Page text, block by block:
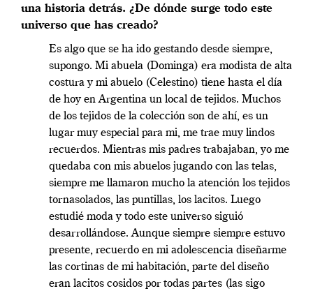
una historia detrás. ¿De dónde surge todo este
universo que has creado?
Es algo que se ha ido gestando desde siempre,
supongo. Mi abuela (Dominga) era modista de alta
costura y mi abuelo (Celestino) tiene hasta el día
de hoy en Argentina un local de tejidos. Muchos
de los tejidos de la colección son de ahí, es un
lugar muy especial para mi, me trae muy lindos
recuerdos. Mientras mis padres trabajaban, yo me
quedaba con mis abuelos jugando con las telas,
siempre me llamaron mucho la atención los tejidos
tornasolados, las puntillas, los lacitos. Luego
estudié moda y todo este universo siguió
desarrollándose. Aunque siempre siempre estuvo
presente, recuerdo en mi adolescencia diseñarme
las cortinas de mi habitación, parte del diseño
eran lacitos cosidos por todas partes (las sigo